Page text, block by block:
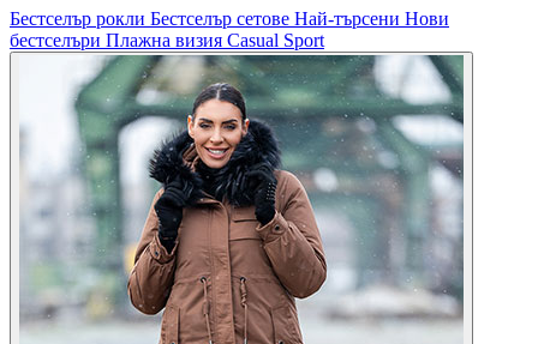
Бестселър рокли Бестселър сетове Най-търсени Нови
бестселъри Плажна визия Casual Sport